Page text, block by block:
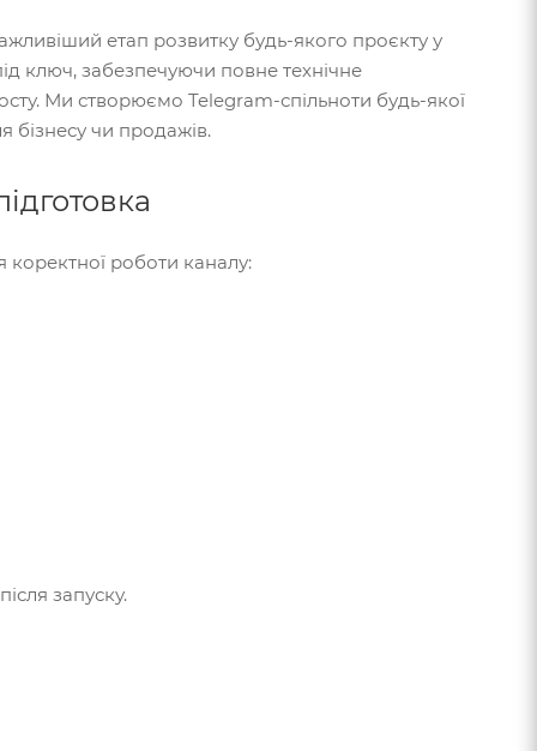
етап розвитку будь-якого проєкту у
ключ, забезпечуючи повне технічне
Ми створюємо Telegram-спільноти будь-якої
бізнесу чи продажів.
коректної роботи каналу:
запуску.